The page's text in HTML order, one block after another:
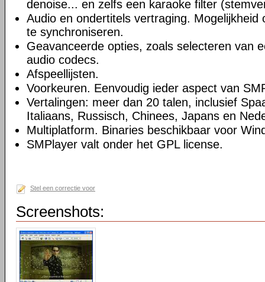
denoise... en zelfs een karaoke filter
Audio en ondertitels vertraging. Mogelijkheid
te synchroniseren.
Geavanceerde opties, zoals selecteren van
audio codecs.
Afspeellijsten.
Voorkeuren. Eenvoudig ieder aspect van
Vertalingen: meer dan 20 talen, inclusief
Italiaans, Russisch, Chinees, Japans en
Multiplatform. Binaries beschikbaar voor
SMPlayer valt onder het GPL license.
Stel een correctie voor
Screenshots: